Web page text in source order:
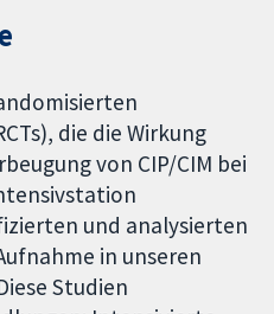
die die Wirkung
von CIP/CIM bei
und analysierten
in unseren
Studien